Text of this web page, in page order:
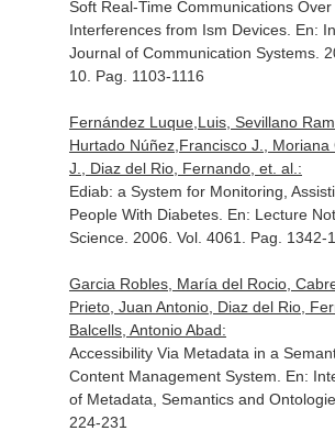
Soft Real-Time Communications
Interferences from Ism Devices. En:
Journal of Communication Systems.
10. Pag. 1103-1116
Fernández Luque,Luis, Sevillano
Hurtado Núñez,Francisco J.,
J., Diaz del Rio, Fernando, et. al.:
Ediab: a System for Monitoring,
People With Diabetes. En: Lecture
Science. 2006. Vol. 4061. Pag. 1342-
Garcia Robles, María del Rocio,
Prieto, Juan Antonio, Diaz del Rio,
Balcells, Antonio Abad:
Accessibility Via Metadata in a
Content Management System. En:
of Metadata, Semantics and
224-231